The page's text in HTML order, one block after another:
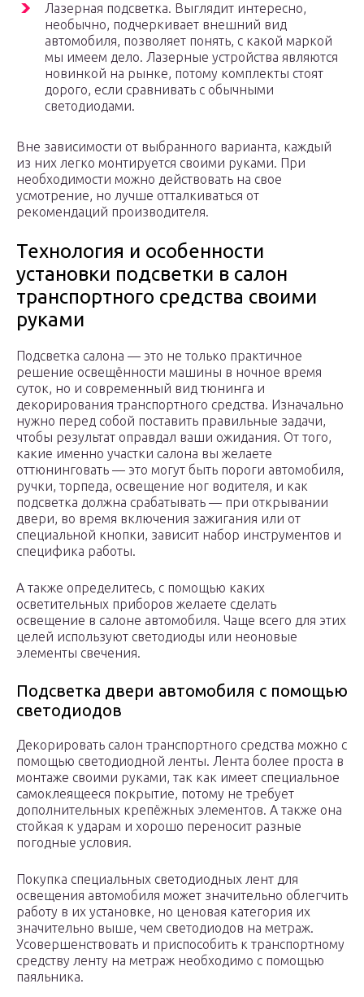
Лазерная подсветка. Выглядит интересно,
необычно, подчеркивает внешний вид
автомобиля, позволяет понять, с какой маркой
мы имеем дело. Лазерные устройства являются
новинкой на рынке, потому комплекты стоят
дорого, если сравнивать с обычными
светодиодами.
Вне зависимости от выбранного варианта, каждый
из них легко монтируется своими руками. При
необходимости можно действовать на свое
усмотрение, но лучше отталкиваться от
рекомендаций производителя.
Технология и особенности
установки подсветки в салон
транспортного средства своими
руками
Подсветка салона — это не только практичное
решение освещённости машины в ночное время
суток, но и современный вид тюнинга и
декорирования транспортного средства. Изначально
нужно перед собой поставить правильные задачи,
чтобы результат оправдал ваши ожидания. От того,
какие именно участки салона вы желаете
оттюнинговать — это могут быть пороги автомобиля,
ручки, торпеда, освещение ног водителя, и как
подсветка должна срабатывать — при открывании
двери, во время включения зажигания или от
специальной кнопки, зависит набор инструментов и
специфика работы.
А также определитесь, с помощью каких
осветительных приборов желаете сделать
освещение в салоне автомобиля. Чаще всего для этих
целей используют светодиоды или неоновые
элементы свечения.
Подсветка двери автомобиля с помощью
светодиодов
Декорировать салон транспортного средства можно с
помощью светодиодной ленты. Лента более проста в
монтаже своими руками, так как имеет специальное
самоклеящееся покрытие, потому не требует
дополнительных крепёжных элементов. А также она
стойкая к ударам и хорошо переносит разные
погодные условия.
Покупка специальных светодиодных лент для
освещения автомобиля может значительно облегчить
работу в их установке, но ценовая категория их
значительно выше, чем светодиодов на метраж.
Усовершенствовать и приспособить к транспортному
средству ленту на метраж необходимо с помощью
паяльника.